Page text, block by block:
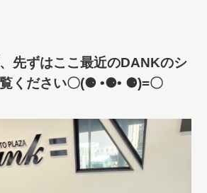
先ずはここ最近のDANKのシ
ください〇(⚈ •⚈• ⚈)=〇